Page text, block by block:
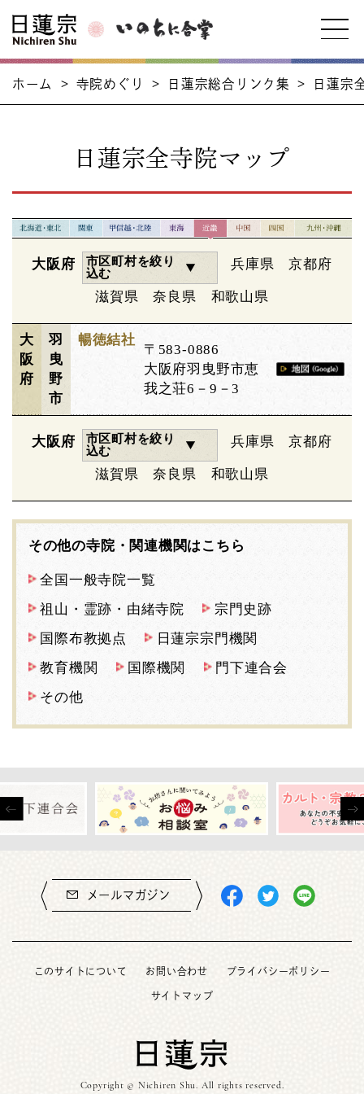
ホーム > 寺院めぐり > 日蓮宗総合リンク集 > 日蓮宗
日蓮宗全寺院マップ
大阪府
市区町村を絞り
込む
兵庫県 京都府
滋賀県 奈良県 和歌山県
大
阪
府
羽
曳
野
市
暢徳結社
〒583-0886
大阪府羽曳野市恵
我之荘6－9－3
大阪府
市区町村を絞り
込む
兵庫県 京都府
滋賀県 奈良県 和歌山県
その他の寺院・関連機関はこちら
全国一般寺院一覧
祖山・霊跡・由緒寺院
宗門史跡
国際布教拠点
日蓮宗宗門機関
教育機関
国際機関
門下連合会
その他
メールマガジン
このサイトについて お問い合わせ プライバシーポリシー
サイトマップ
Copyright © Nichiren Shu. All rights reserved.